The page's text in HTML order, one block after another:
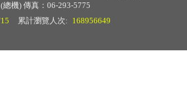
總機) 傳真：06-293-5775
累計瀏覽人次: 168956649